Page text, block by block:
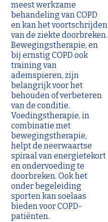
meest werkzame
behandeling van COPD
en kan het voortschrijden
van de ziekte doorbreken.
Bewegingstherapie, en
bij ernstig COPD ook
training van
ademspieren, zijn
belangrijk voor het
behouden of verbeteren
van de conditie.
Voedingstherapie, in
combinatie met
bewegingstherapie,
helpt de neerwaartse
spiraal van energietekort
en ondervoeding te
doorbreken. Ook het
onder begeleiding
sporten kan soelaas
bieden voor COPD-
patiënten.